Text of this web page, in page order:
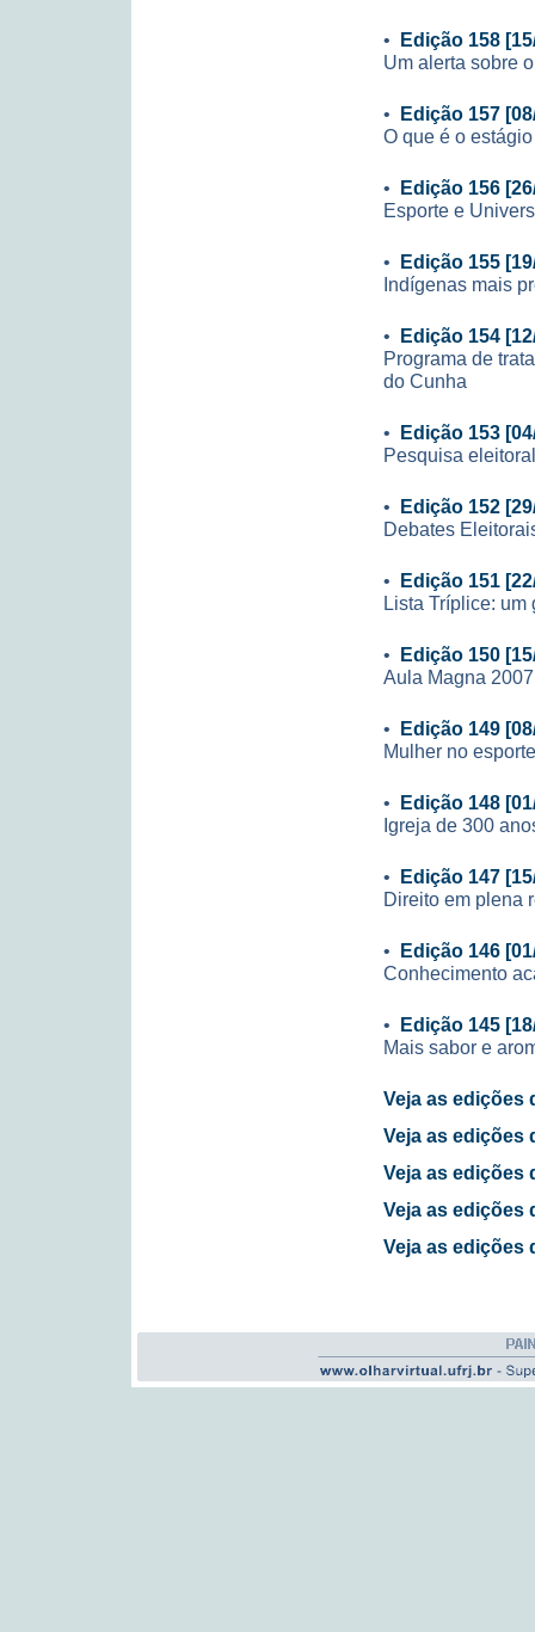
• Edição 158
Um alerta sobre
• Edição 157
O que é o
• Edição 156
Esporte e
• Edição 155
Indígenas mais
• Edição 154
Programa de
do Cunha
• Edição 153
Pesquisa
• Edição 152
Debates
• Edição 151
Lista Tríplice:
• Edição 150
Aula Magna 2007
• Edição 149
Mulher no
• Edição 148
Igreja de 300
• Edição 147
Direito em plena
• Edição 146
Conhecimento
• Edição 145
Mais sabor e
Veja as edições
Veja as edições
Veja as edições
Veja as edições
Veja as edições